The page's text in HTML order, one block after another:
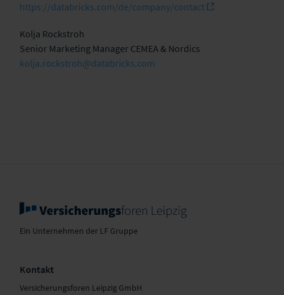
https://databricks.com/de/company/contact
Kolja Rockstroh
Senior Marketing Manager CEMEA & Nordics
kolja.rockstroh@databricks.com
Ein Unternehmen der LF Gruppe
Kontakt
Versicherungsforen Leipzig GmbH